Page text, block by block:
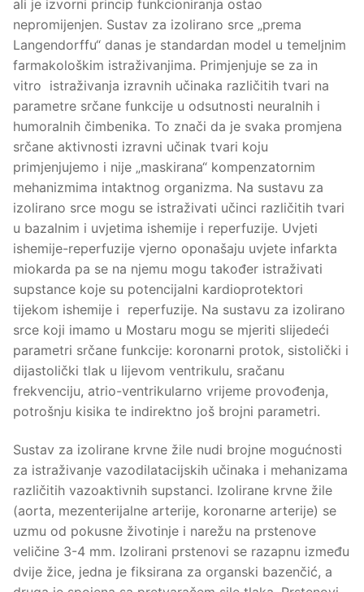
ali je izvorni princip funkcioniranja ostao
nepromijenjen. Sustav za izolirano srce „prema
Langendorffu“ danas je standardan model u temeljnim
farmakološkim istraživanjima. Primjenjuje se za in
vitro istraživanja izravnih učinaka različitih tvari na
parametre srčane funkcije u odsutnosti neuralnih i
humoralnih čimbenika. To znači da je svaka promjena
srčane aktivnosti izravni učinak tvari koju
primjenjujemo i nije „maskirana“ kompenzatornim
mehanizmima intaktnog organizma. Na sustavu za
izolirano srce mogu se istraživati učinci različitih tvari
u bazalnim i uvjetima ishemije i reperfuzije. Uvjeti
ishemije-reperfuzije vjerno oponašaju uvjete infarkta
miokarda pa se na njemu mogu također istraživati
supstance koje su potencijalni kardioprotektori
tijekom ishemije i reperfuzije. Na sustavu za izolirano
srce koji imamo u Mostaru mogu se mjeriti slijedeći
parametri srčane funkcije: koronarni protok, sistolički i
dijastolički tlak u lijevom ventrikulu, sračanu
frekvenciju, atrio-ventrikularno vrijeme provođenja,
potrošnju kisika te indirektno još brojni parametri.
Sustav za izolirane krvne žile nudi brojne mogućnosti
za istraživanje vazodilatacijskih učinaka i mehanizama
različitih vazoaktivnih supstanci. Izolirane krvne žile
(aorta, mezenterijalne arterije, koronarne arterije) se
uzmu od pokusne životinje i narežu na prstenove
veličine 3-4 mm. Izolirani prstenovi se razapnu između
dvije žice, jedna je fiksirana za organski bazenčić, a